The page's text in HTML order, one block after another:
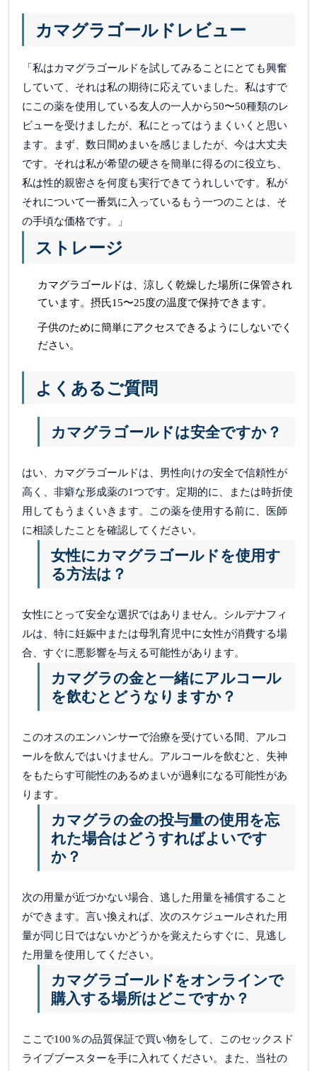
カマグラゴールドレビュー
「私はカマグラゴールドを試してみることにとても興奮
していて、それは私の期待に応えていました。私はすで
にこの薬を使用している友人の一人から50〜50種類のレ
ビューを受けましたが、私にとってはうまくいくと思い
ます。まず、数日間めまいを感じましたが、今は大丈夫
です。それは私が希望の硬さを簡単に得るのに役立ち、
私は性的親密さを何度も実行できてうれしいです。私が
それについて一番気に入っているもう一つのことは、そ
の手頃な価格です。」
ストレージ
カマグラゴールドは、涼しく乾燥した場所に保管され
ています。摂氏15〜25度の温度で保持できます。
子供のために簡単にアクセスできるようにしないでく
ださい。
よくあるご質問
カマグラゴールドは安全ですか？
はい、カマグラゴールドは、男性向けの安全で信頼性が
高く、非癖な形成薬の1つです。定期的に、または時折使
用してもうまくいきます。この薬を使用する前に、医師
に相談したことを確認してください。
女性にカマグラゴールドを使用す
る方法は？
女性にとって安全な選択ではありません。シルデナフィ
ルは、特に妊娠中または母乳育児中に女性が消費する場
合、すぐに悪影響を与える可能性があります。
カマグラの金と一緒にアルコール
を飲むとどうなりますか？
このオスのエンハンサーで治療を受けている間、アルコ
ールを飲んではいけません。アルコールを飲むと、失神
をもたらす可能性のあるめまいが過剰になる可能性があ
ります。
カマグラの金の投与量の使用を忘
れた場合はどうすればよいです
か？
次の用量が近づかない場合、逃した用量を補償すること
ができます。言い換えれば、次のスケジュールされた用
量が同じ日ではないかどうかを覚えたらすぐに、見逃し
た用量を使用してください。
カマグラゴールドをオンラインで
購入する場所はどこですか？
ここで100％の品質保証で買い物をして、このセックスド
ライブブースターを手に入れてください。また、当社の